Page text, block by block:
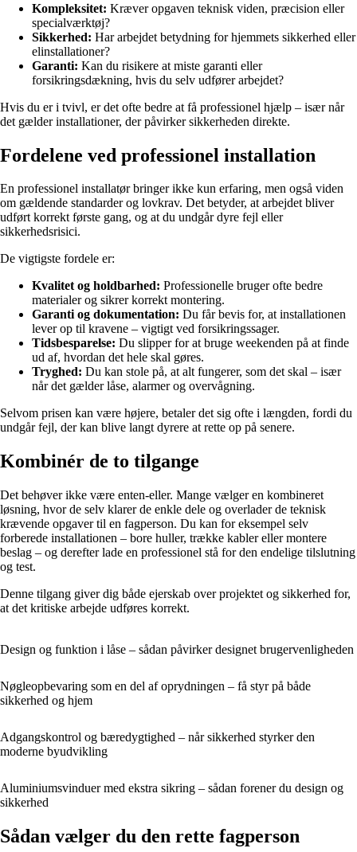
Kompleksitet: Kræver opgaven teknisk viden, præcision eller
specialværktøj?
Sikkerhed: Har arbejdet betydning for hjemmets sikkerhed eller
elinstallationer?
Garanti: Kan du risikere at miste garanti eller
forsikringsdækning, hvis du selv udfører arbejdet?
Hvis du er i tvivl, er det ofte bedre at få professionel hjælp – især når
det gælder installationer, der påvirker sikkerheden direkte.
Fordelene ved professionel installation
En professionel installatør bringer ikke kun erfaring, men også viden
om gældende standarder og lovkrav. Det betyder, at arbejdet bliver
udført korrekt første gang, og at du undgår dyre fejl eller
sikkerhedsrisici.
De vigtigste fordele er:
Kvalitet og holdbarhed: Professionelle bruger ofte bedre
materialer og sikrer korrekt montering.
Garanti og dokumentation: Du får bevis for, at installationen
lever op til kravene – vigtigt ved forsikringssager.
Tidsbesparelse: Du slipper for at bruge weekenden på at finde
ud af, hvordan det hele skal gøres.
Tryghed: Du kan stole på, at alt fungerer, som det skal – især
når det gælder låse, alarmer og overvågning.
Selvom prisen kan være højere, betaler det sig ofte i længden, fordi du
undgår fejl, der kan blive langt dyrere at rette op på senere.
Kombinér de to tilgange
Det behøver ikke være enten-eller. Mange vælger en kombineret
løsning, hvor de selv klarer de enkle dele og overlader de teknisk
krævende opgaver til en fagperson. Du kan for eksempel selv
forberede installationen – bore huller, trække kabler eller montere
beslag – og derefter lade en professionel stå for den endelige tilslutning
og test.
Denne tilgang giver dig både ejerskab over projektet og sikkerhed for,
at det kritiske arbejde udføres korrekt.
Design og funktion i låse – sådan påvirker designet brugervenligheden
Nøgleopbevaring som en del af oprydningen – få styr på både
sikkerhed og hjem
Adgangskontrol og bæredygtighed – når sikkerhed styrker den
moderne byudvikling
Aluminiumsvinduer med ekstra sikring – sådan forener du design og
sikkerhed
Sådan vælger du den rette fagperson